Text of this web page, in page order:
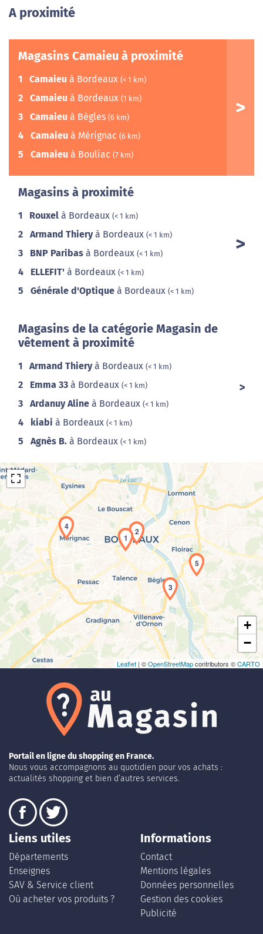
A proximité
Magasins Camaieu à proximité
1 Camaieu à Bordeaux (< 1 km)
2 Camaieu à Bordeaux (1 km)
3 Camaieu à Bègles (6 km)
4 Camaieu à Mérignac (6 km)
5 Camaieu à Bouliac (7 km)
Magasins à proximité
1 Rouxel à Bordeaux (< 1 km)
2 Armand Thieryà Bordeaux (< 1 km)
3 BNP Paribas à Bordeaux (< 1 km)
4 ELLEFIT' à Bordeaux (< 1 km)
5 Générale d'Optique à Bordeaux (< 1 km)
Magasins de la catégorie Magasin de
vêtement à proximité
1 Armand Thieryà Bordeaux (< 1 km)
2 Emma 33 à Bordeaux (< 1 km)
3 Ardanuy Aline à Bordeaux (< 1 km)
4 kiabi à Bordeaux (< 1 km)
5 Agnès B. à Bordeaux (< 1 km)
Chargement de la carte en cours...
1
2
3
4
5
+
−
Leaflet | ©OpenStreetMapcontributors ©CARTO
Portail en ligne du shopping en France.
Nous vous accompagnons au quotidien pour vos achats :
actualités shopping et bien d’autres services.
Liens utiles
Départements
Enseignes
SAV & Service client
Où acheter vos produits ?
Informations
Contact
Mentions légales
Données personnelles
Gestion des cookies
Publicité